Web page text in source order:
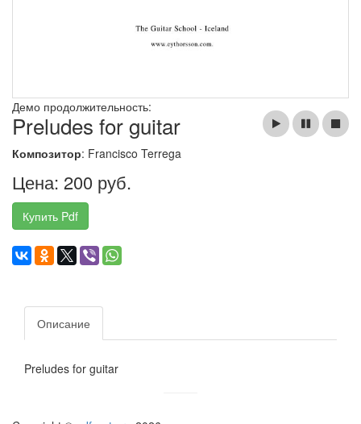
Демо продолжительность:
Preludes for guitar
Композитор: Francisco Terrega
Цена: 200 руб.
Купить Pdf
Описание
Preludes for guitar